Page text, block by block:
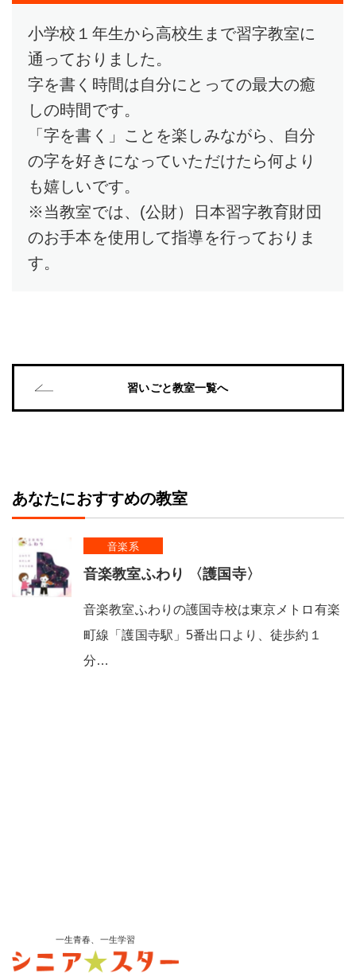
小学校１年生から高校生まで習字教室に
通っておりました。
字を書く時間は自分にとっての最大の癒
しの時間です。
「字を書く」ことを楽しみながら、自分
の字を好きになっていただけたら何より
も嬉しいです。
※当教室では、(公財）日本習字教育財団
のお手本を使用して指導を行っておりま
す。
習いごと教室一覧へ
あなたにおすすめの教室
音楽系
音楽教室ふわり 〈護国寺〉
音楽教室ふわりの護国寺校は東京メトロ有楽
町線「護国寺駅」5番出口より、徒歩約１
分…
一生青春、一生学習